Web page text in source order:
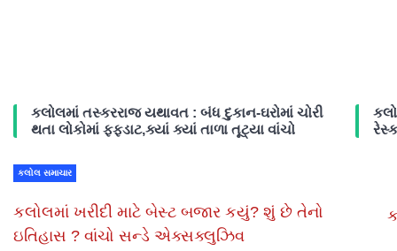
કલોલમાં તસ્કરરાજ યથાવત : બંધ દુકાન-ઘરોમાં ચોરી
થતા લોકોમાં ફફડાટ,ક્યાં ક્યાં તાળા તૂટ્યા વાંચો
કલોલ સમાચાર
કલોલમાં ખરીદી માટે બેસ્ટ બજાર કયું? શું છે તેનો
ઇતિહાસ ? વાંચો સન્ડે એક્સક્લુઝિવ